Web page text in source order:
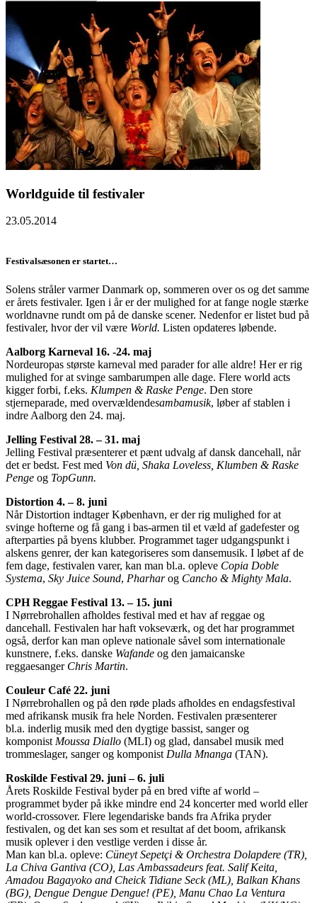
Worldguide til festivaler
23.05.2014
Festivalsæsonen er startet…
Solens stråler varmer Danmark op, sommeren over os og det samme
er årets festivaler. Igen i år er der mulighed for at fange nogle stærke
worldnavne rundt om på de danske scener. Nedenfor er listet bud på
festivaler, hvor der vil være World. Listen opdateres løbende.
Aalborg Karneval 16. -24. maj
Nordeuropas største karneval med parader for alle aldre! Her er rig
mulighed for at svinge sambarumpen alle dage. Flere world acts
kigger forbi, f.eks. Klumpen & Raske Penge. Den store
stjerneparade, med overvældendesambamusik, løber af stablen i
indre Aalborg den 24. maj.
Jelling Festival 28. – 31. maj
Jelling Festival præsenterer et pænt udvalg af dansk dancehall, når
det er bedst. Fest med Von dü, Shaka Loveless, Klumben & Raske
Penge og TopGunn.
Distortion 4. – 8. juni
Når Distortion indtager København, er der rig mulighed for at
svinge hofterne og få gang i bas-armen til et væld af gadefester og
afterparties på byens klubber. Programmet tager udgangspunkt i
alskens genrer, der kan kategoriseres som dansemusik. I løbet af de
fem dage, festivalen varer, kan man bl.a. opleve Copia Doble
Systema, Sky Juice Sound, Pharharog Cancho & Mighty Mala.
CPH Reggae Festival 13. – 15. juni
I Nørrebrohallen afholdes festival med et hav af reggae og
dancehall. Festivalen har haft vokseværk, og det har programmet
også, derfor kan man opleve nationale såvel som internationale
kunstnere, f.eks. danske Wafande og den jamaicanske
reggaesanger Chris Martin.
Couleur Café 22. juni
I Nørrebrohallen og på den røde plads afholdes en endagsfestival
med afrikansk musik fra hele Norden. Festivalen præsenterer
bl.a. inderlig musik med den dygtige bassist, sanger og
komponist Moussa Diallo (MLI) og glad, dansabel musik med
trommeslager, sanger og komponist Dulla Mnanga (TAN).
Roskilde Festival 29. juni – 6. juli
Årets Roskilde Festival byder på en bred vifte af world –
programmet byder på ikke mindre end 24 koncerter med world eller
world-crossover. Flere legendariske bands fra Afrika pryder
festivalen, og det kan ses som et resultat af det boom, afrikansk
musik oplever i den vestlige verden i disse år.
Man kan bl.a. opleve: Cüneyt Sepetçi & Orchestra Dolapdere (TR),
La Chiva Gantiva (CO), Las Ambassadeurs feat. Salif Keita,
Amadou Bagayoko and Cheick Tidiane Seck (ML), Balkan Khans
(BG), Dengue Dengue Dengue! (PE), Manu Chao La Ventura